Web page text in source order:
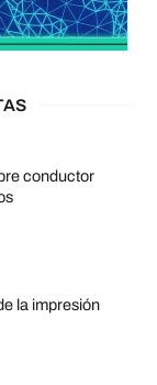
conductor
la impresión